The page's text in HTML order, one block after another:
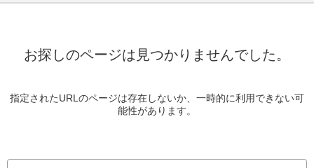
お探しのページは見つかりませんでした。
指定されたURLのページは存在しないか、一時的に利用できない可
能性があります。